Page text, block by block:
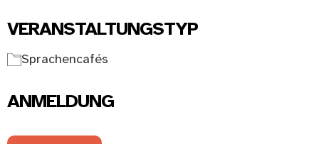
VERANSTALTUNGSTYP
Sprachencafés
ANMELDUNG